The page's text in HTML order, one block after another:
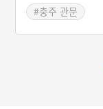
#충주 관문